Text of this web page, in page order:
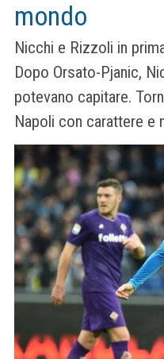
mondo
Nicchi e Rizzoli in
Dopo Orsato-Pjanic,
potevano capitare.
Napoli con carattere e